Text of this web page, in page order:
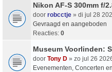
Nikon AF-S 300mm f/
door robcctje » di jul 28
Gevraagd en aangeboden
Reacties: 0
Museum Voorlinden:
door Tony D » zo jul 26
Evenementen, Concerten